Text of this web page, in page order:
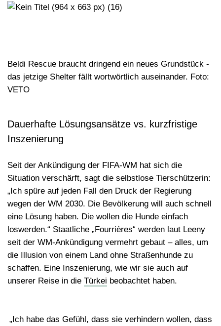
Beldi Rescue braucht dringend ein neues Grundstück -
das jetzige Shelter fällt wortwörtlich auseinander. Foto:
VETO
Dauerhafte Lösungsansätze vs. kurzfristige
Inszenierung
Seit der Ankündigung der FIFA-WM hat sich die
Situation verschärft, sagt die selbstlose Tierschützerin:
„Ich spüre auf jeden Fall den Druck der Regierung
wegen der WM 2030. Die Bevölkerung will auch schnell
eine Lösung haben. Die wollen die Hunde einfach
loswerden.“ Staatliche „Fourrières“ werden laut Leeny
seit der WM-Ankündigung vermehrt gebaut – alles, um
die Illusion von einem Land ohne Straßenhunde zu
schaffen. Eine Inszenierung, wie wir sie auch auf
unserer Reise in die Türkei beobachtet haben.
„Ich habe das Gefühl, dass sie verhindern wollen, dass